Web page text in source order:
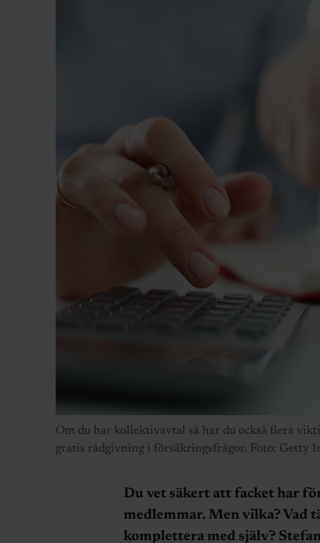
Om du har kollektivavtal så har du också flera
gratis rådgivning i försäkringsfrågor. Foto: Getty
Du vet säkert att facket har
medlemmar. Men vilka? Vad
komplettera med själv?